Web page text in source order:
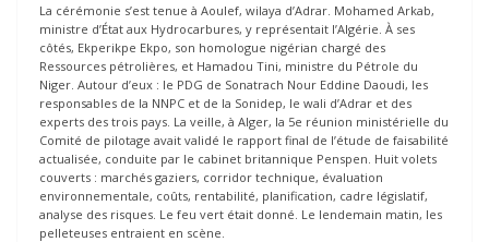
La cérémonie s’est tenue à Aoulef, wilaya d’Adrar. Mohamed Arkab,
ministre d’État aux Hydrocarbures, y représentait l’Algérie. À ses
côtés, Ekperikpe Ekpo, son homologue nigérian chargé des
Ressources pétrolières, et Hamadou Tini, ministre du Pétrole du
Niger. Autour d’eux : le PDG de Sonatrach Nour Eddine Daoudi, les
responsables de la NNPC et de la Sonidep, le wali d’Adrar et des
experts des trois pays. La veille, à Alger, la 5e réunion ministérielle du
Comité de pilotage avait validé le rapport final de l’étude de faisabilité
actualisée, conduite par le cabinet britannique Penspen. Huit volets
couverts : marchés gaziers, corridor technique, évaluation
environnementale, coûts, rentabilité, planification, cadre législatif,
analyse des risques. Le feu vert était donné. Le lendemain matin, les
pelleteuses entraient en scène.